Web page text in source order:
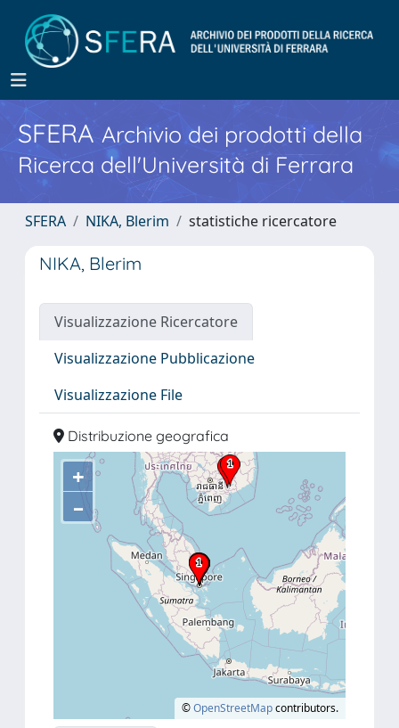
SFERA Archivio dei prodotti della
Ricerca dell'Università di Ferrara
SFERA NIKA, Blerim statistiche ricercatore
NIKA, Blerim
Visualizzazione Ricercatore
Visualizzazione Pubblicazione
Visualizzazione File
Distribuzione geografica
+
–
©OpenStreetMapcontributors.